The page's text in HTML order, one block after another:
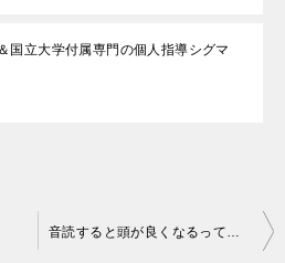
国立大学付属専門の個人指導シグマ
音読すると頭が良くなるってホント？